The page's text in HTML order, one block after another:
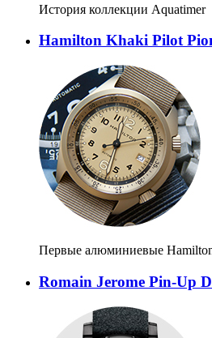
История коллекции Aquatimer
Hamilton Khaki Pilot
Первые алюминиевые
Romain Jerome Pin-Up